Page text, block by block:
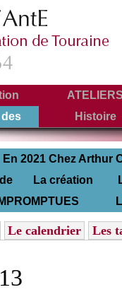
En 2021 Chez Arthur
La création
2011
Histoire
Pour
VERNE
Le calendrier Les